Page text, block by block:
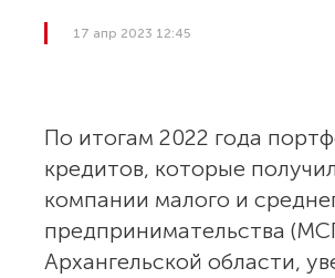
17 апр 2023 12:45
По итогам 2022 года
кредитов, которые
компании малого и
предпринимательства
Архангельской области,